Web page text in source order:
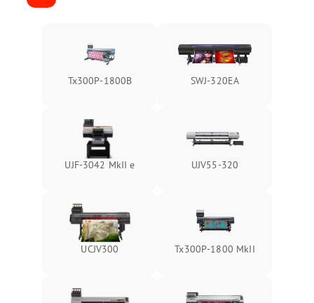
Tx300P-1800B SWJ-320EA
UJF-3042 MkII e UJV55-320
UCJV300 Tx300P-1800 MkII